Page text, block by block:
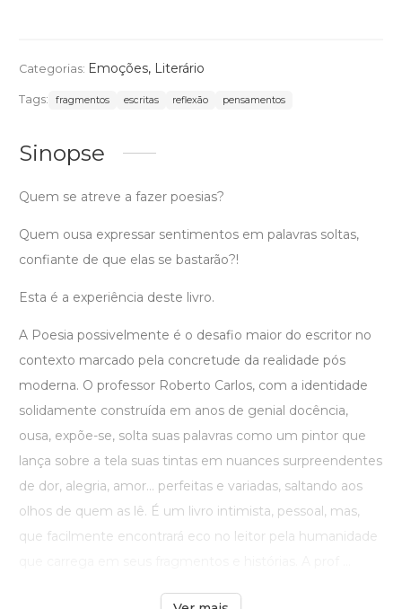
Categorias: Emoções, Literário
Tags: fragmentos escritas reflexão pensamentos
Sinopse
Quem se atreve a fazer poesias?
Quem ousa expressar sentimentos em palavras soltas,
confiante de que elas se bastarão?!
Esta é a experiência deste livro.
A Poesia possivelmente é o desafio maior do escritor no
contexto marcado pela concretude da realidade pós
moderna. O professor Roberto Carlos, com a identidade
solidamente construída em anos de genial docência,
ousa, expõe-se, solta suas palavras como um pintor que
lança sobre a tela suas tintas em nuances surpreendentes
de dor, alegria, amor... perfeitas e variadas, saltando aos
olhos de quem as lê. É um livro intimista, pessoal, mas,
que facilmente encontrará eco no leitor pela humanidade